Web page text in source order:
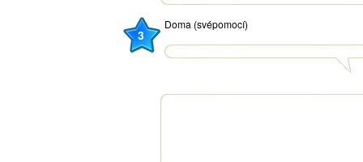
3
Doma (svépomocí)